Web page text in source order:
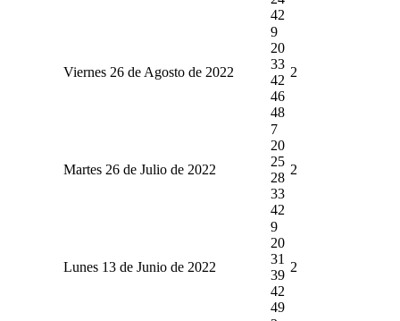
42
Viernes 26 de Agosto de 2022
9
20
33
42
46
48
2
Martes 26 de Julio de 2022
7
20
25
28
33
42
2
Lunes 13 de Junio de 2022
9
20
31
39
42
49
2